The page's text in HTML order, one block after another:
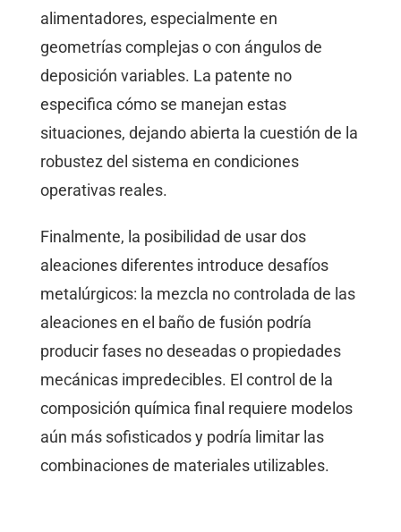
alimentadores, especialmente en
geometrías complejas o con ángulos de
deposición variables. La patente no
especifica cómo se manejan estas
situaciones, dejando abierta la cuestión de la
robustez del sistema en condiciones
operativas reales.
Finalmente, la posibilidad de usar dos
aleaciones diferentes introduce desafíos
metalúrgicos: la mezcla no controlada de las
aleaciones en el baño de fusión podría
producir fases no deseadas o propiedades
mecánicas impredecibles. El control de la
composición química final requiere modelos
aún más sofisticados y podría limitar las
combinaciones de materiales utilizables.